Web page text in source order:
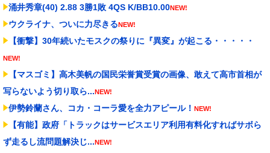
涌井秀章(40) 2.88 3勝1敗 4QS K/BB10.00NEW!
ウクライナ、ついに力尽きるNEW!
【衝撃】30年続いたモスクの祭りに『異変』が起こる・・・・・
NEW!
【マスゴミ】高木美帆の国民栄誉賞受賞の画像、敢えて高市首相が
写らないよう切り取ら...NEW!
伊勢鈴蘭さん、コカ・コーラ愛を全力アピール！ NEW!
【有能】政府「トラックはサービスエリア利用有料化すればサボら
ず走るし流問題解決じ...NEW!